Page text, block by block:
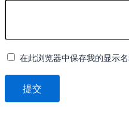
在此浏览器中保存我的显示